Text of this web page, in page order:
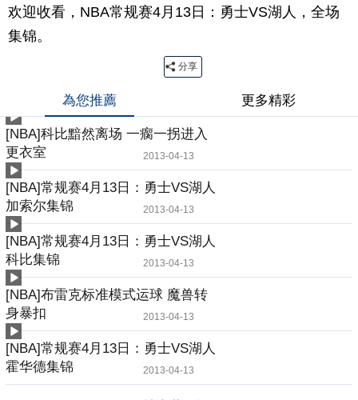
欢迎收看，NBA常规赛4月13日：勇士VS湖人，全场
集锦。
分享
為您推薦 更多精彩
[NBA]科比黯然离场 一瘸一拐进入
更衣室
2013-04-13
[NBA]常规赛4月13日：勇士VS湖人
加索尔集锦
2013-04-13
[NBA]常规赛4月13日：勇士VS湖人
科比集锦
2013-04-13
[NBA]布雷克标准模式运球 魔兽转
身暴扣
2013-04-13
[NBA]常规赛4月13日：勇士VS湖人
霍华德集锦
2013-04-13